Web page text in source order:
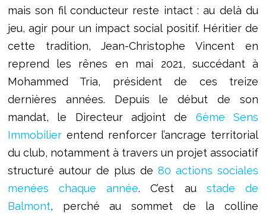
mais son fil conducteur reste intact : au delà du
jeu, agir pour un impact social positif. Héritier de
cette tradition, Jean-Christophe Vincent en
reprend les rênes en mai 2021, succédant à
Mohammed Tria, président de ces treize
dernières années. Depuis le début de son
mandat, le Directeur adjoint de 6ème Sens
Immobilier entend renforcer l’ancrage territorial
du club, notamment à travers un projet associatif
structuré autour de plus de80 actions sociales
menées chaque année. C’est au stade de
Balmont, perché au sommet de la colline